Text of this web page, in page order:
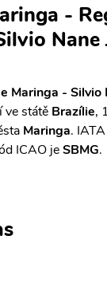
-
Nane
Maringa - Silvio
ve státě Brazílie,
Maringa.
ICAO jeSBMG.